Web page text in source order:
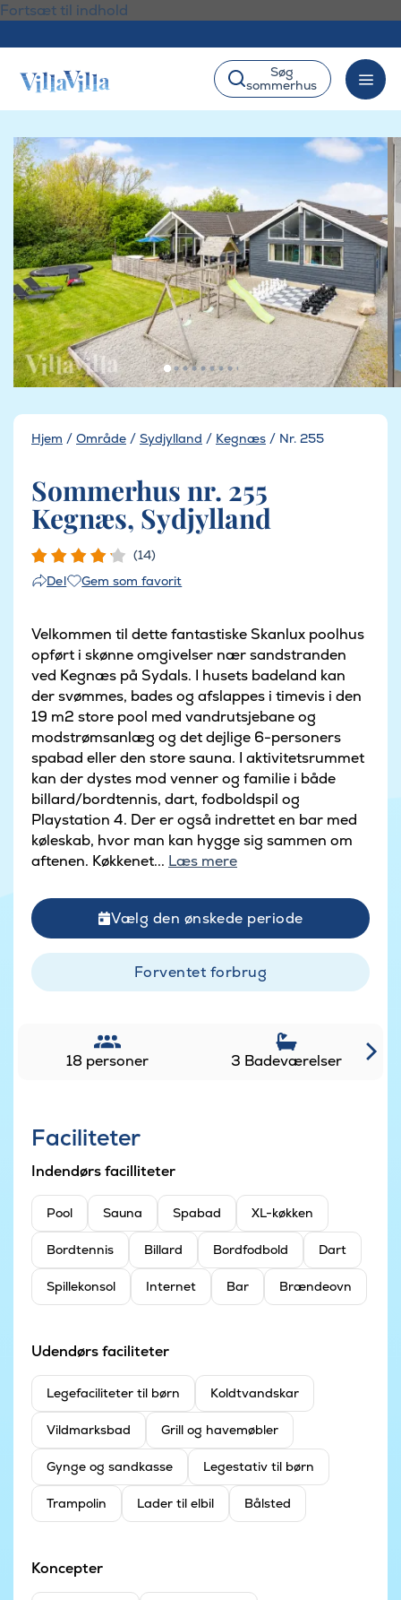
Fortsæt til indhold
Søg
sommerhus
Hjem / Område / Sydjylland / Kegnæs / Nr. 255
Sommerhus nr. 255
Kegnæs, Sydjylland
(14)
Del
Gem som favorit
Velkommen til dette fantastiske Skanlux poolhus
opført i skønne omgivelser nær sandstranden
ved Kegnæs på Sydals. I husets badeland kan
der svømmes, bades og afslappes i timevis i den
19 m2 store pool med vandrutsjebane og
modstrømsanlæg og det dejlige 6-personers
spabad eller den store sauna. I aktivitetsrummet
kan der dystes mod venner og familie i både
billard/bordtennis, dart, fodboldspil og
Playstation 4. Der er også indrettet en bar med
køleskab, hvor man kan hygge sig sammen om
aftenen. Køkkenet... Læs mere
Vælg den ønskede periode
Forventet forbrug
18 personer 3 Badeværelser
Faciliteter
Indendørs facilliteter
Pool Sauna Spabad XL-køkken
Bordtennis Billard Bordfodbold Dart
Spillekonsol Internet Bar Brændeovn
Udendørs faciliteter
Legefaciliteter til børn Koldtvandskar
Vildmarksbad Grill og havemøbler
Gynge og sandkasse Legestativ til børn
Trampolin Lader til elbil Bålsted
Koncepter